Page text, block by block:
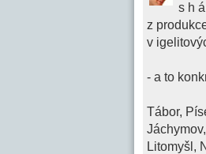
s h
z
v
- a to
Tábor,
Litomyšl,